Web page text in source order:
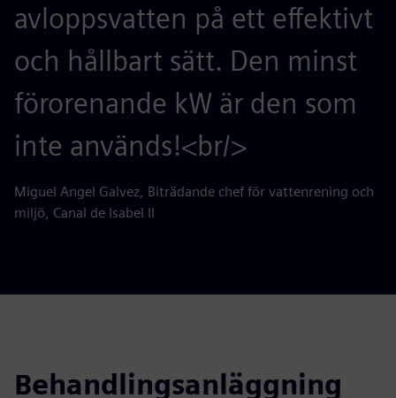
avloppsvatten på ett effektivt
och hållbart sätt. Den minst
förorenande kW är den som
inte används!<br/>
Miguel Angel Galvez, Biträdande chef för vattenrening och
miljö, Canal de Isabel II
Behandlingsanläggning